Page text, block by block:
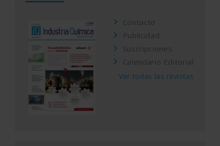
Contacto
Publicidad
Suscripciones
Calendario Editorial
Ver todas las revistas